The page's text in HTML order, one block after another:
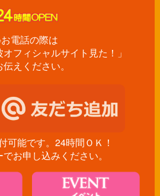
電話の際は
オフィシャルサイト見た！」
伝えください。
可能です。24時間ＯＫ！
お申し込みください。